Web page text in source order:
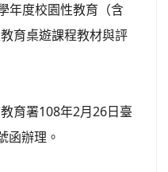
年度校園性教育（含
育桌遊課程教材與評
育署108年2月26日臺
函辦理。